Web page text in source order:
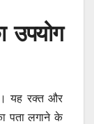
उपयोग
यह रक्त और
पता लगाने के